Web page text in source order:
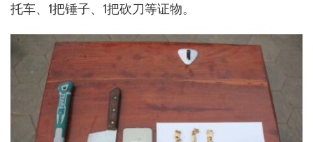
托车、1把锤子、1把砍刀等证物。